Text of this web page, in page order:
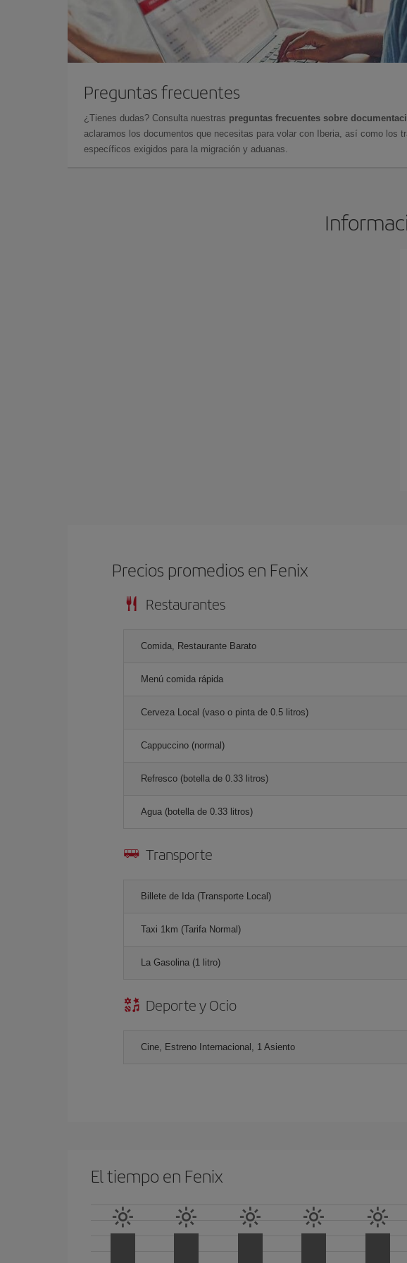
Preguntas frecuentes
¿Tienes dudas? Consulta nuestras preguntas frecuentes sobre
aclaramos los documentos que necesitas para volar con Iberia, así como los
específicos exigidos para la migración y aduanas.
Precios promedios en Fenix
Restaurantes
Comida, Restaurante Barato
Menú comida rápida
Cerveza Local (vaso o pinta de 0.5 litros)
Cappuccino (normal)
Refresco (botella de 0.33 litros)
Agua (botella de 0.33 litros)
Transporte
Billete de Ida (Transporte Local)
Taxi 1km (Tarifa Normal)
La Gasolina (1 litro)
Deporte y Ocio
Cine, Estreno Internacional, 1 Asiento
El tiempo en Fenix